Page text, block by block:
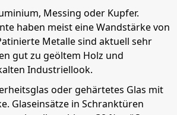
Messing oder Kupfer.
haben meist eine Wandstärke von
Metalle sind aktuell sehr
gut zu geöltem Holz und
Industriellook.
oder gehärtetes Glas mit
Glaseinsätze in Schranktüren